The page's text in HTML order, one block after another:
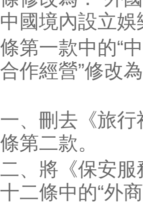
國境內設立娛
一款中的“中
作經營”修改
刪去《旅行
第二款。
將《保安服
二條中的“外